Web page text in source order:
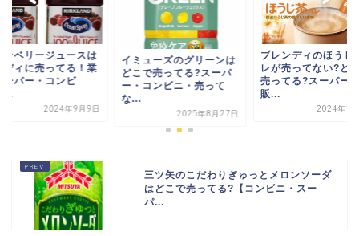
ンベリージュースは
ディに売ってる！業
ーパー・コンビ
...
2024年9月9日
イミューズのグリーンは
どこで売ってる?スーパ
ー・コンビニ・売って
な...
2025年8月27日
ブレンディのほうじ
レが売ってない?ど
売ってる?スーパー
販...
2024年12
三ツ矢のこだわりぎゅっとメロンソーダ
はどこで売ってる?【コンビニ・スー
パ...